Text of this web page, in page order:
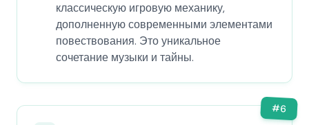
классическую игровую механику,
дополненную современными элементами
повествования. Это уникальное
сочетание музыки и тайны.
#6